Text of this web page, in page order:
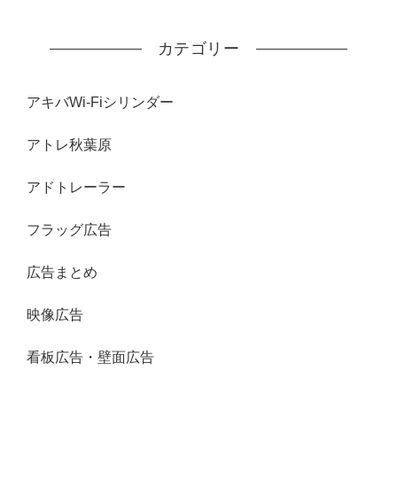
カテゴリー
アキバWi-Fiシリンダー
アトレ秋葉原
アドトレーラー
フラッグ広告
広告まとめ
映像広告
看板広告・壁面広告